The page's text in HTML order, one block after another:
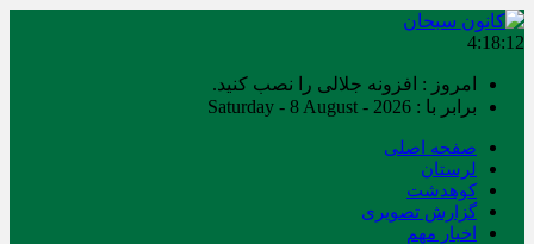
4:18:12
امروز : افزونه جلالی را نصب کنید.
برابر با : Saturday - 8 August - 2026
صفحه اصلی
لرستان
کوهدشت
گزارش تصویری
اخبار مهم